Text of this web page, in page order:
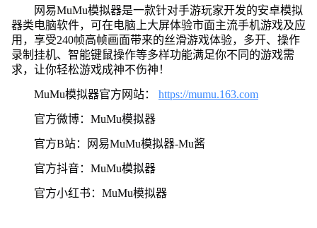
网易MuMu模拟器是一款针对手游玩家开发的安卓模拟
器类电脑软件，可在电脑上大屏体验市面主流手机游戏及应
用，享受240帧高帧画面带来的丝滑游戏体验，多开、操作
录制挂机、智能键鼠操作等多样功能满足你不同的游戏需
求，让你轻松游戏成神不伤神！
MuMu模拟器官方网站： https://mumu.163.com
官方微博：MuMu模拟器
官方B站：网易MuMu模拟器-Mu酱
官方抖音：MuMu模拟器
官方小红书：MuMu模拟器